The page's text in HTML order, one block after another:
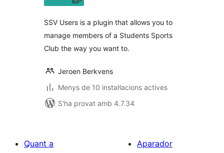
SSV Users is a plugin that allows you to
manage members of a Students Sports
Club the way you want to.
Jeroen Berkvens
Menys de 10 instal·lacions actives
S'ha provat amb 4.7.34
Quant a
Aparador